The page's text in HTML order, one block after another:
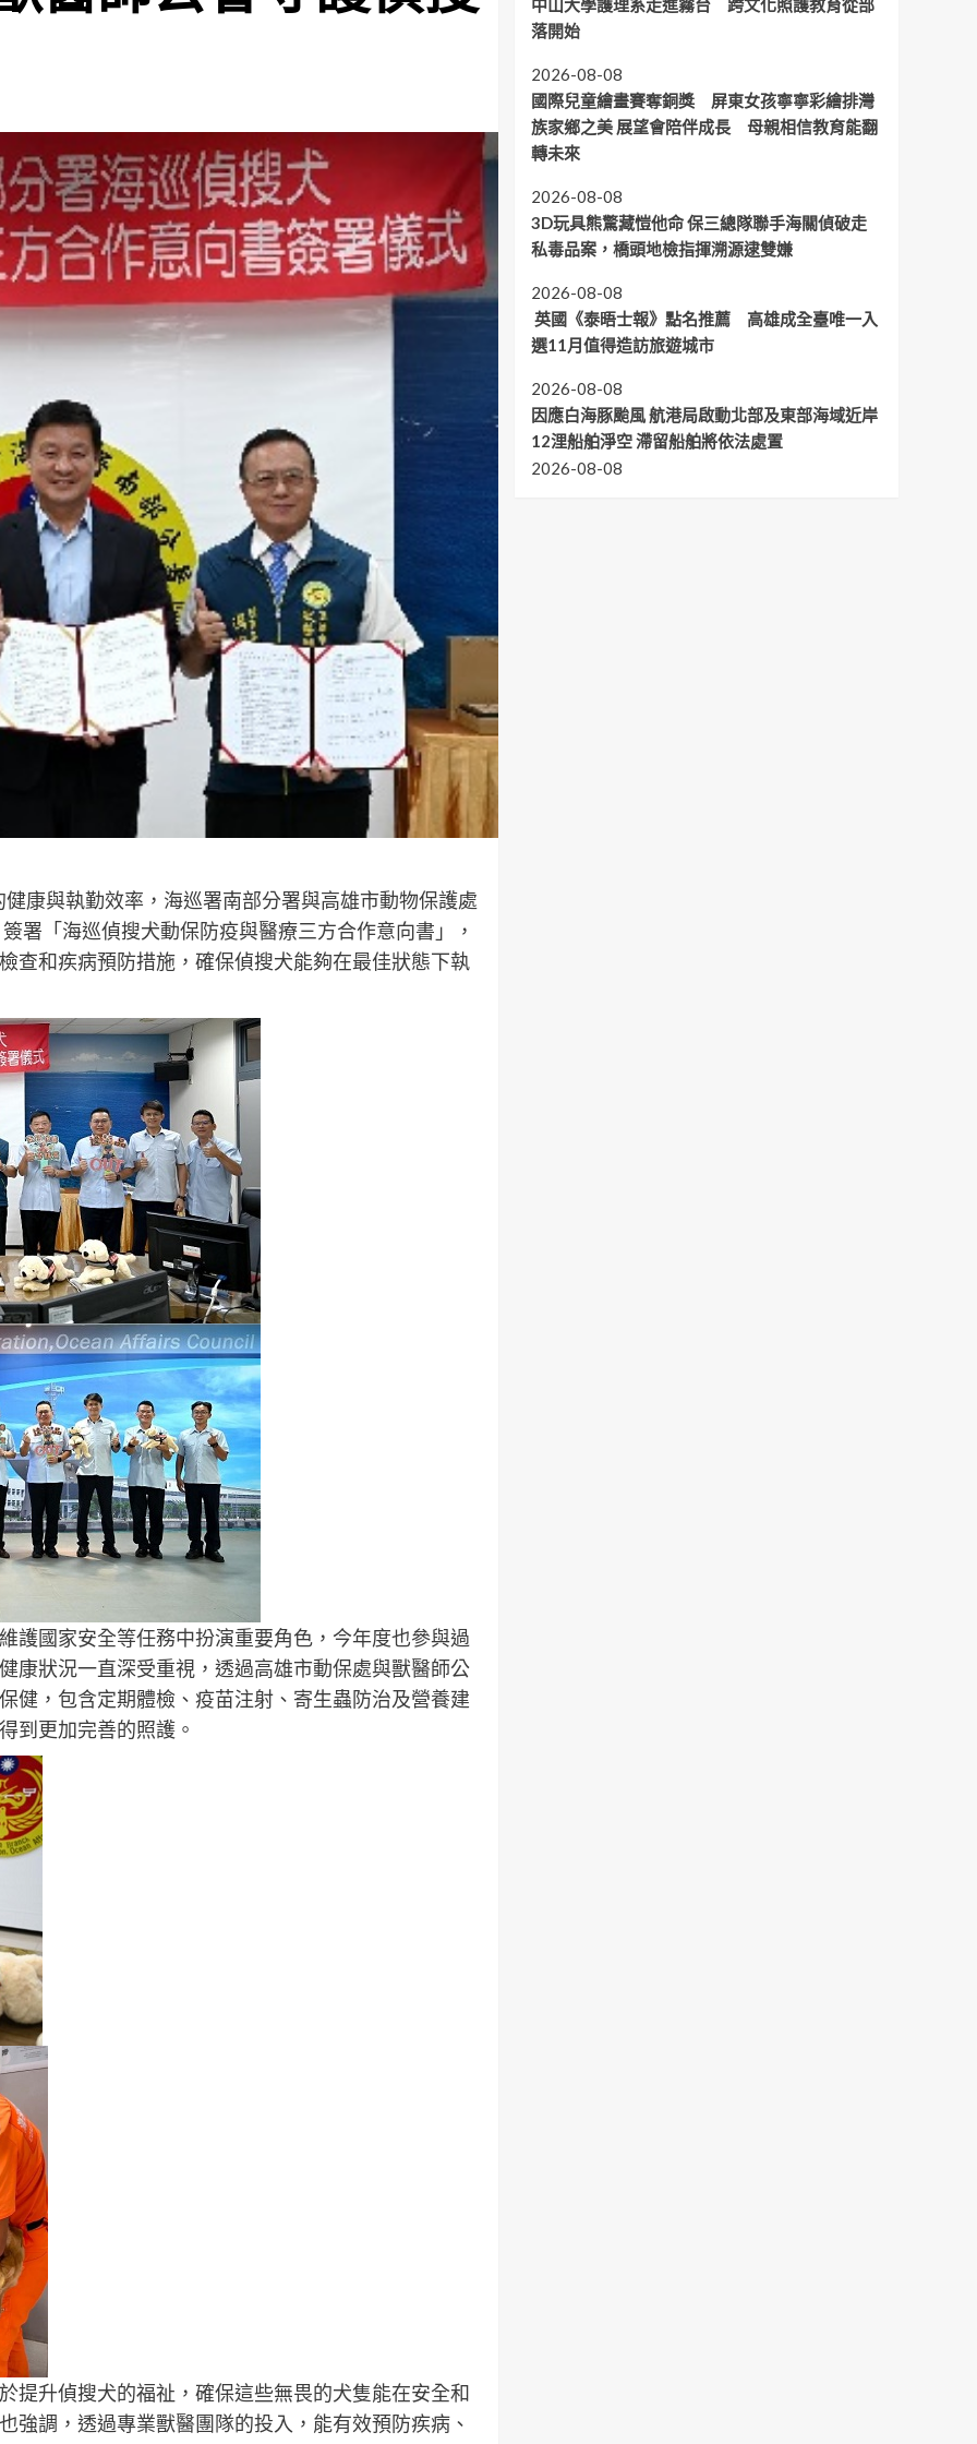
康與執勤效率，海巡署南部分署與高雄市動物保護處
署「海巡偵搜犬動保防疫與醫療三方合作意向書」，
查和疾病預防措施，確保偵搜犬能夠在最佳狀態下執
護國家安全等任務中扮演重要角色，今年度也參與過
康狀況一直深受重視，透過高雄市動保處與獸醫師公
健，包含定期體檢、疫苗注射、寄生蟲防治及營養建
到更加完善的照護。
提升偵搜犬的福祉，確保這些無畏的犬隻能在安全和
強調，透過專業獸醫團隊的投入，能有效預防疾病、
中山大學護理系走進霧台 跨文化照護教育從部
落開始
2026-08-08
國際兒童繪畫賽奪銅獎 屏東女孩寧寧彩繪排灣
族家鄉之美 展望會陪伴成長 母親相信教育能翻
轉未來
2026-08-08
3D玩具熊驚藏愷他命 保三總隊聯手海關偵破走
私毒品案，橋頭地檢指揮溯源逮雙嫌
2026-08-08
英國《泰晤士報》點名推薦 高雄成全臺唯一入
選11月值得造訪旅遊城市
2026-08-08
因應白海豚颱風 航港局啟動北部及東部海域近岸
12浬船舶淨空 滯留船舶將依法處置
2026-08-08